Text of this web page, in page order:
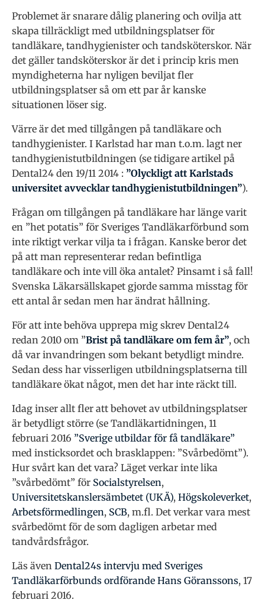
Problemet är snarare dålig planering och ovilja att
skapa tillräckligt med utbildningsplatser för
tandläkare, tandhygienister och tandsköterskor. När
det gäller tandsköterskor är det i princip kris men
myndigheterna har nyligen beviljat fler
utbildningsplatser så om ett par år kanske
situationen löser sig.
Värre är det med tillgången på tandläkare och
tandhygienister. I Karlstad har man t.o.m. lagt ner
tandhygienistutbildningen (se tidigare artikel på
Dental24 den 19/11 2014 : ”Olyckligt att Karlstads
universitet avvecklar tandhygienistutbildningen”).
Frågan om tillgången på tandläkare har länge varit
en ”het potatis” för Sveriges Tandläkarförbund som
inte riktigt verkar vilja ta i frågan. Kanske beror det
på att man representerar redan befintliga
tandläkare och inte vill öka antalet? Pinsamt i så fall!
Svenska Läkarsällskapet gjorde samma misstag för
ett antal år sedan men har ändrat hållning.
För att inte behöva upprepa mig skrev Dental24
redan 2010 om ”Brist på tandläkare om fem år”, och
då var invandringen som bekant betydligt mindre.
Sedan dess har visserligen utbildningsplatserna till
tandläkare ökat något, men det har inte räckt till.
Idag inser allt fler att behovet av utbildningsplatser
är betydligt större (se Tandläkartidningen, 11
februari 2016 ”Sverige utbildar för få tandläkare”
med insticksordet och brasklappen: ”Svårbedömt”).
Hur svårt kan det vara? Läget verkar inte lika
”svårbedömt” för Socialstyrelsen,
Universitetskanslersämbetet (UKÄ), Högskoleverket,
Arbetsförmedlingen, SCB, m.fl. Det verkar vara mest
svårbedömt för de som dagligen arbetar med
tandvårdsfrågor.
Läs även Dental24s intervju med Sveriges
Tandläkarförbunds ordförande Hans Göranssons, 17
februari 2016.